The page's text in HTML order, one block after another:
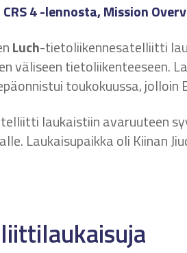
4 -lennosta, Mission
Luch-tietoliikennesatelliitti
väliseen tietoliikenteeseen.
toukokuussa,
laukaistiin avaruuteen
Laukaisupaikka oli Kiinan